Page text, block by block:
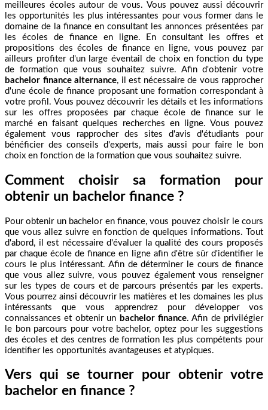
meilleures écoles autour de vous. Vous pouvez aussi découvrir
les opportunités les plus intéressantes pour vous former dans le
domaine de la finance en consultant les annonces présentées par
les écoles de finance en ligne. En consultant les offres et
propositions des écoles de finance en ligne, vous pouvez par
ailleurs profiter d'un large éventail de choix en fonction du type
de formation que vous souhaitez suivre. Afin d'obtenir votre
bachelor finance alternance, il est nécessaire de vous rapprocher
d'une école de finance proposant une formation correspondant à
votre profil. Vous pouvez découvrir les détails et les informations
sur les offres proposées par chaque école de finance sur le
marché en faisant quelques recherches en ligne. Vous pouvez
également vous rapprocher des sites d'avis d'étudiants pour
bénéficier des conseils d'experts, mais aussi pour faire le bon
choix en fonction de la formation que vous souhaitez suivre.
Comment choisir sa formation pour
obtenir un bachelor finance ?
Pour obtenir un bachelor en finance, vous pouvez choisir le cours
que vous allez suivre en fonction de quelques informations. Tout
d'abord, il est nécessaire d'évaluer la qualité des cours proposés
par chaque école de finance en ligne afin d'être sûr d'identifier le
cours le plus intéressant. Afin de déterminer le cours de finance
que vous allez suivre, vous pouvez également vous renseigner
sur les types de cours et de parcours présentés par les experts.
Vous pourrez ainsi découvrir les matières et les domaines les plus
intéressants que vous apprendrez pour développer vos
connaissances et obtenir un bachelor finance. Afin de privilégier
le bon parcours pour votre bachelor, optez pour les suggestions
des écoles et des centres de formation les plus compétents pour
identifier les opportunités avantageuses et atypiques.
Vers qui se tourner pour obtenir votre
bachelor en finance ?